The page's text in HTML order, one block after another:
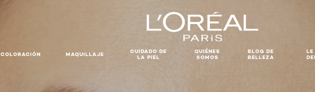
COLORACIÓN MAQUILLAJE
CUIDADO DE
LA PIEL
QUIÉNES
SOMOS
BLOG DE
BELLEZA
LE